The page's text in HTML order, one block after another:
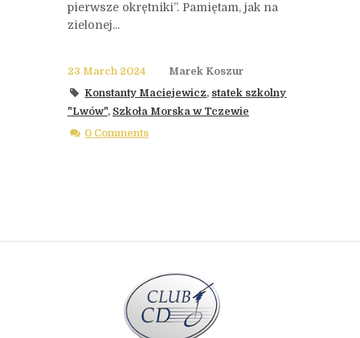
pierwsze okrętniki”. Pamiętam, jak na
zielonej...
23 March 2024
Marek Koszur
Konstanty Maciejewicz, statek szkolny
"Lwów", Szkoła Morska w Tczewie
0 Comments